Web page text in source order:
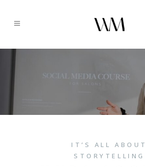
IT’S ALL ABOUT
STORYTELLING